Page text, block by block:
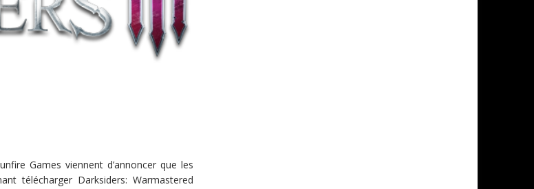
Games viennent d’annoncer que les
télécharger Darksiders: Warmastered